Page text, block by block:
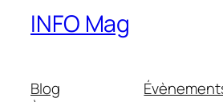
INFO Mag
Blog